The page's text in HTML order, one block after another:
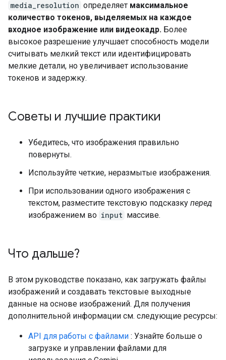
media_resolution определяет максимальное
количество токенов, выделяемых на каждое
входное изображение или видеокадр. Более
высокое разрешение улучшает способность модели
считывать мелкий текст или идентифицировать
мелкие детали, но увеличивает использование
токенов и задержку.
Советы и лучшие практики
Убедитесь, что изображения правильно
повернуты.
Используйте четкие, неразмытые изображения.
При использовании одного изображения с
текстом, разместите текстовую подсказку перед
изображением во input массиве.
Что дальше?
В этом руководстве показано, как загружать файлы
изображений и создавать текстовые выходные
данные на основе изображений. Для получения
дополнительной информации см. следующие ресурсы:
API для работы с файлами : Узнайте больше о
загрузке и управлении файлами для